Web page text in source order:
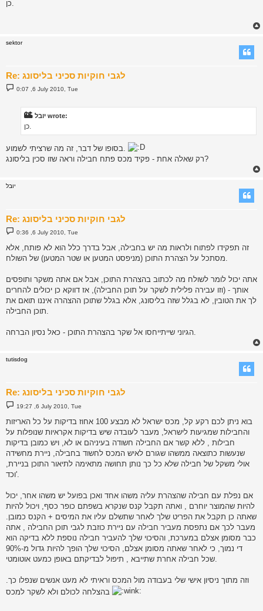
sektor
Re: לגבי חוקיות סכיני בליסונג
P
o
0:07 ,6 July 2010, Tue
יובל wrote:
רק שאלה אחת - פקיד מכס פתח חבילה וראה שזו סכין בליסונג?
יובל
Re: לגבי חוקיות סכיני בליסונג
P
o
t
0:36 ,6 July 2010, Tue
זה תפקידו לפתוח ולראות מה יש בחבילה, אבל בדרך כלל הוא לא פותח, אלא
מסתכל על הצהרת התוכן (מניפסט המטען או שטר המטען) של השולח.
אתה יכול לומר לשולח מה לכתוב בהצהרת התוכן, אבל אם אתה משקר ותופסים
אותך - (וזו עבירה פלילית לשקר על תוכן החבילה), אז דווקא כן יכולים להחרים
לך את הטובין, לא בגלל שזה בליסונג, אלא בגלל שתוכן ההצהרה איננו תואם את
תוכן החבילה.
הגיוני שייתייחסו אל שקר בהצהרת התוכן - כאל נסיון הברחה.
tutisdog
Re: לגבי חוקיות סכיני בליסונג
P
o
t
19:27 ,6 July 2010, Tue
בוא ניתן לכם רקע קל, מכס ישראל לא מבצע 100 אחוז בדיקות על כל האריזות
והחבילות שמגיעות לישראל, מעבר לעובדה שיש בדיקות אקראיות שנופלות על
חבילות , ללא קשר אם החבילה חשודה בעיניהם או לא, ויש כמובן בדיקות
שנעשות כתוצאה ממשהו שגורם לאיש המכס לחשוד בחבילה, ניירת מחשידה
אולי משקל של חבילה שלא כל כך נותן תחושה מתאימה לתיאור התוכן בניירת,
וכד'.
אם נפלת עם חבילה שהצהרת עליה משהו אחד ואכן בפועל יש משהו אחר, יכול
להיות שהמוצר יוחרם , ואתה תקבל קנס שנקרא בשפתם כופר כסף, ויכול להיות
שאתה כן תקבל את הפריט שלך לאחר שתשלם עליו את המיסים + הקנס כמובן.
מעבר לכך אם נתפסת מעביר חבילה עם ניירת כוזבת לגבי תוכן החבילה , אתה
כבר מסומן אצלם במערכת, והסיכוי שלך להעביר חבילה נוספת ללא בדיקה הוא
די נמוך, כי לאחר שאתה מסומן אצלם, הסיכוי שלך הופך להיות גדול מ-90%
וזה מתוך ניסיון אישי שלי בעבודה מול המכס וראיתי לא מעט אנשים שנפלו כך.